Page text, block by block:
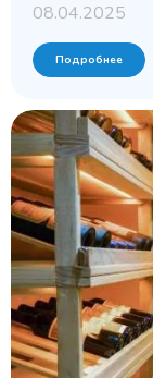
08.04.2025
Подробнее